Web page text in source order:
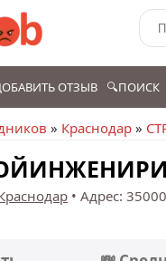
ОТЗЫВ 🔍ПОИСК
» Краснодар »
• Адрес: